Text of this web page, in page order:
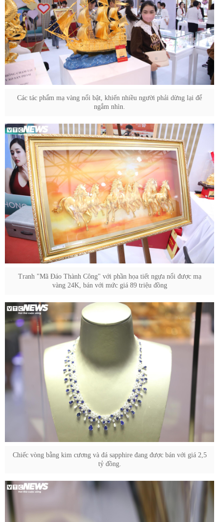
Các tác phẩm mạ vàng nổi bật, khiến nhiều người phải dừng lại để
ngắm nhìn.
Tranh "Mã Đáo Thành Công" với phần họa tiết ngựa nổi được mạ
vàng 24K, bán với mức giá 89 triệu đồng
Chiếc vòng bằng kim cương và đá sapphire đang được bán với giá 2,5
tỷ đồng.